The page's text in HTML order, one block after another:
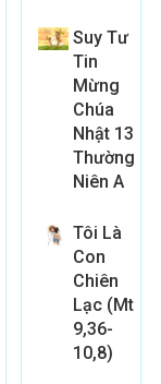
Suy Tư
Tin
Mừng
Chúa
Nhật 13
Thường
Niên A
Tôi Là
Con
Chiên
Lạc (Mt
9,36-
10,8)